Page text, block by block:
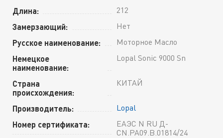
Длина: 212
Замерзающий: Нет
Русское наименование: Моторное Масло
Немецкое
наименование:
Lopal Sonic 9000 Sn
Страна
происхождения:
КИТАЙ
Производитель: Lopal
Номер сертификата:
ЕАЭС N RU Д-
CN.РА09.В.01814/24